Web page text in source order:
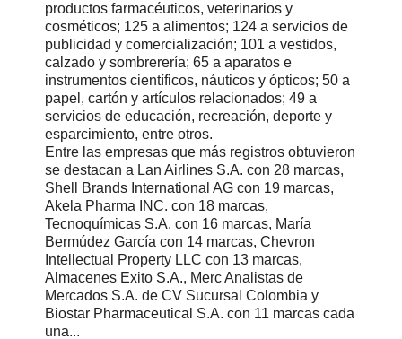
productos farmacéuticos, veterinarios y
cosméticos; 125 a alimentos; 124 a servicios de
publicidad y comercialización; 101 a vestidos,
calzado y sombrerería; 65 a aparatos e
instrumentos científicos, náuticos y ópticos; 50 a
papel, cartón y artículos relacionados; 49 a
servicios de educación, recreación, deporte y
esparcimiento, entre otros.
Entre las empresas que más registros obtuvieron
se destacan a Lan Airlines S.A. con 28 marcas,
Shell Brands International AG con 19 marcas,
Akela Pharma INC. con 18 marcas,
Tecnoquímicas S.A. con 16 marcas, María
Bermúdez García con 14 marcas, Chevron
Intellectual Property LLC con 13 marcas,
Almacenes Exito S.A., Merc Analistas de
Mercados S.A. de CV Sucursal Colombia y
Biostar Pharmaceutical S.A. con 11 marcas cada
una...